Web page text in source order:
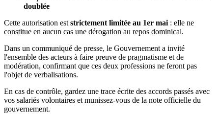
doublée
Cette autorisation est strictement limitée au 1er mai : elle ne
constitue en aucun cas une dérogation au repos dominical.
Dans un communiqué de presse, le Gouvernement a invité
l'ensemble des acteurs à faire preuve de pragmatisme et de
modération, confirmant que ces deux professions ne feront pas
l'objet de verbalisations.
En cas de contrôle, gardez une trace écrite des accords passés avec
vos salariés volontaires et munissez-vous de la note officielle du
gouvernement.